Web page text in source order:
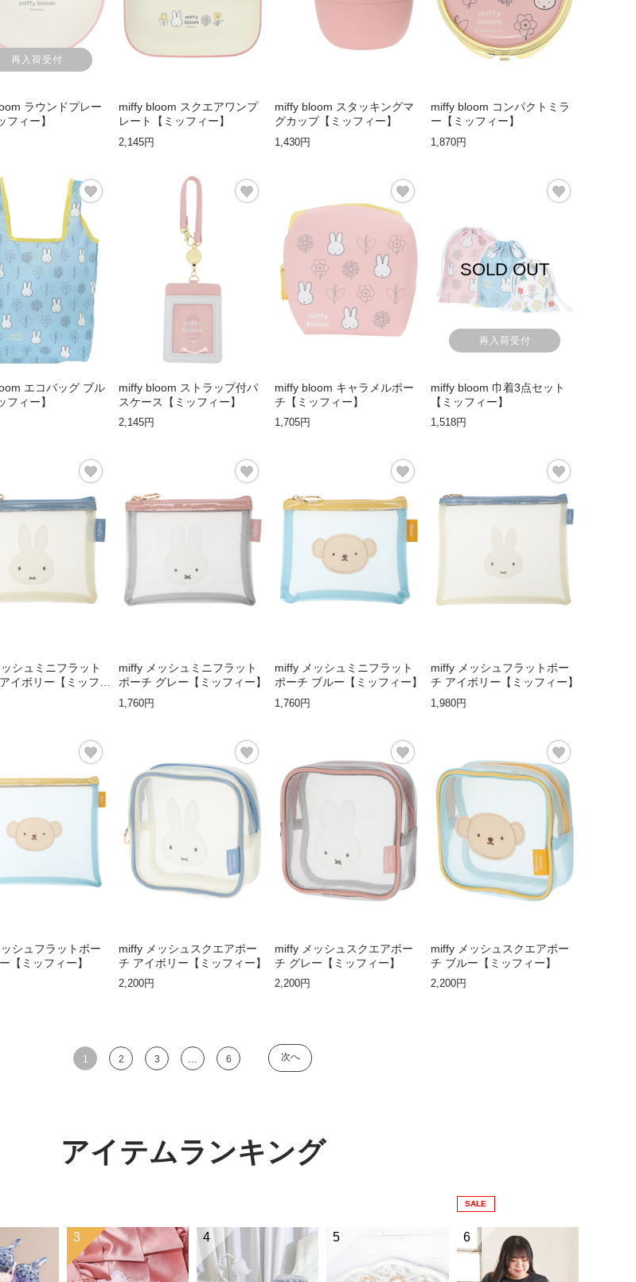
再入荷受付
ラウンドプレー
フィー】
miffy bloom スクエアワンプ
レート【ミッフィー】
2,145円
miffy bloom スタッキングマ
グカップ【ミッフィー】
1,430円
miffy bloom コンパクトミラ
ー【ミッフィー】
1,870円
エコバッグ ブル
フィー】
miffy bloom ストラップ付パ
スケース【ミッフィー】
2,145円
miffy bloom キャラメルポー
チ【ミッフィー】
1,705円
SOLD OUT
再入荷受付
miffy bloom 巾着3点セット
【ミッフィー】
1,518円
シュミニフラット
イボリー【ミッフィ
miffy メッシュミニフラット
ポーチ グレー【ミッフィー】
1,760円
miffy メッシュミニフラット
ポーチ ブルー【ミッフィー】
1,760円
miffy メッシュフラットポー
チ アイボリー【ミッフィー】
1,980円
シュフラットポー
【ミッフィー】
miffy メッシュスクエアポー
チ アイボリー【ミッフィー】
2,200円
miffy メッシュスクエアポー
チ グレー【ミッフィー】
2,200円
miffy メッシュスクエアポー
チ ブルー【ミッフィー】
2,200円
1 2 3 6 次へ
アイテムランキング
3 4 5
SALE
6